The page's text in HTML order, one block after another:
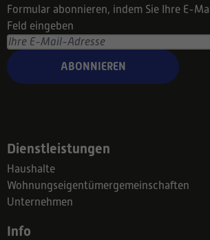
Formular abonnieren, indem Sie Ihre E-
Feld eingeben
ABONNIEREN
Dienstleistungen
Haushalte
Wohnungseigentümergemeinschaften
Unternehmen
Info